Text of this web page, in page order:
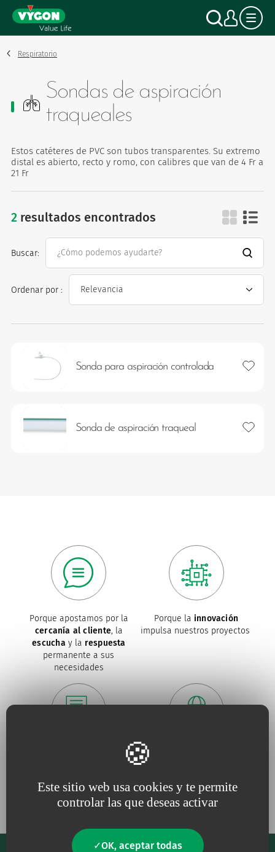
Panel de gestión de cookies
Este sitio web usa cookies y te permite
controlar las que deseas activar
OK, aceptar todas
contenido
principal
Buscar
Mi
Respiratorio
Sondas de aspiración
traqueales
Estos catéteres de PVC son tubos transparentes. Su extremo
distal es abierto, recto y romo, con calibres que van de 4 Fr a
21 Fr
2resultados encontrados sondas de
Ordenar por :
Buscar:
Sonda para aspiración controlada Añadir
Sonda de aspiración traqueal Añadir
Porque apostamos por la
cercanía al cliente, la
escucha y la respuesta
permanente a sus
necesidades
Porque la innovación
impulsa nuestros proyectos
Porque para nosotros, la
del
medio ambiente